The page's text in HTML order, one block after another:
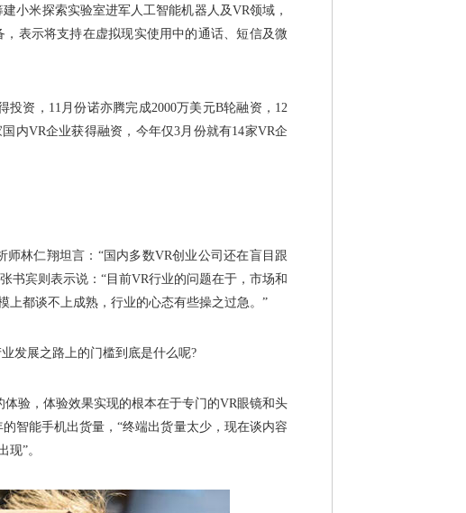
米探索实验室进军人工智能机器人及VR领域，
表示将支持在虚拟现实使用中的通话、短信及微
资，11月份诺亦腾完成2000万美元B轮融资，12
内VR企业获得融资，今年仅3月份就有14家VR企
林仁翔坦言：“国内多数VR创业公司还在盲目跟
书宾则表示说：“目前VR行业的问题在于，市场和
上都谈不上成熟，行业的心态有些操之过急。”
发展之路上的门槛到底是什么呢?
验，体验效果实现的根本在于专门的VR眼镜和头
智能手机出货量，“终端出货量太少，现在谈内容
”。